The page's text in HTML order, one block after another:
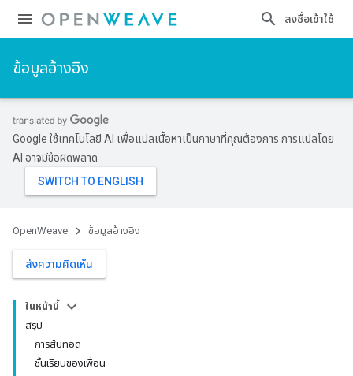
ลงชื่อเข้าใช้
ข้อมูลอ้างอิง
Google ใช้เทคโนโลยี AI เพื่อแปลเนื้อหาเป็นภาษาที่คุณต้องการ การแปลโดย
AI อาจมีข้อผิดพลาด
OpenWeave ข้อมูลอ้างอิง
ส่งความคิดเห็น
ในหน้านี้
สรุป
การสืบทอด
ชั้นเรียนของเพื่อน